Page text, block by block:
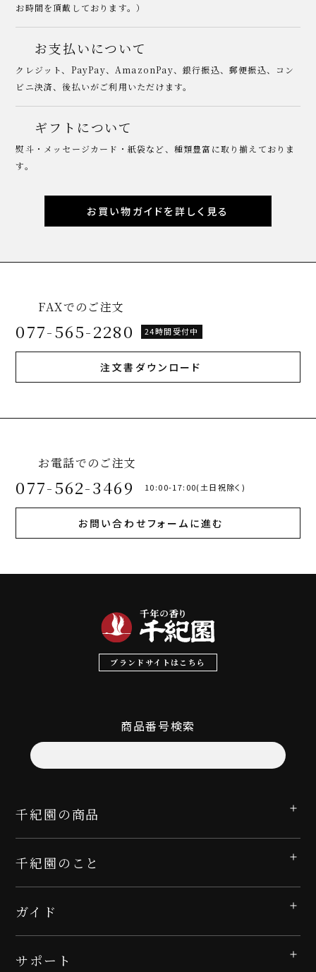
お時間を頂戴しております。）
お支払いについて
クレジット、PayPay、AmazonPay、銀行振込、郵便振込、コン
ビニ決済、後払いがご利用いただけます。
ギフトについて
熨斗・メッセージカード・紙袋など、種類豊富に取り揃えておりま
す。
お買い物ガイドを詳しく見る
FAXでのご注文
077-565-2280 24時間受付中
注文書ダウンロード
お電話でのご注文
077-562-3469 10:00-17:00(土日祝除く)
お問い合わせフォームに進む
ブランドサイトはこちら
商品番号検索
千紀園の商品
千紀園のこと
ガイド
サポート